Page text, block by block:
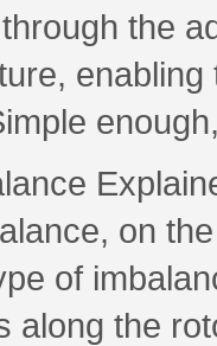
the
enabling
on
of
along the